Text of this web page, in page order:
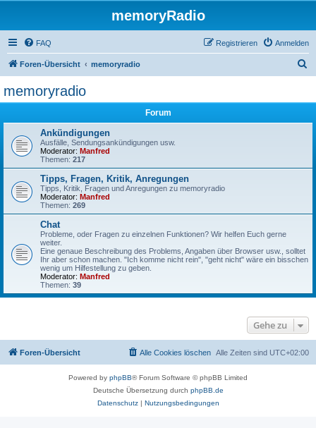
memoryRadio
FAQ Anmelden
Registrieren
Foren-Übersicht memoryradio
memoryradio
Forum
Ankündigungen
Ausfälle, Sendungsankündigungen usw.
Moderator: Manfred
Themen: 217
Tipps, Fragen, Kritik, Anregungen
Tipps, Kritik, Fragen und Anregungen zu memoryradio
Moderator: Manfred
Themen: 269
Chat
Probleme, oder Fragen zu einzelnen Funktionen? Wir helfen Euch gerne
weiter.
Eine genaue Beschreibung des Problems, Angaben über Browser usw., solltet
Ihr aber schon machen. "Ich komme nicht rein", "geht nicht" wäre ein bisschen
wenig um Hilfestellung zu geben.
Moderator: Manfred
Themen: 39
Gehe zu
Foren-Übersicht Alle Zeiten sind UTC+02:00
Alle Cookies löschen
Powered by phpBB® Forum Software © phpBB Limited
Deutsche Übersetzung durch phpBB.de
Datenschutz| Nutzungsbedingungen